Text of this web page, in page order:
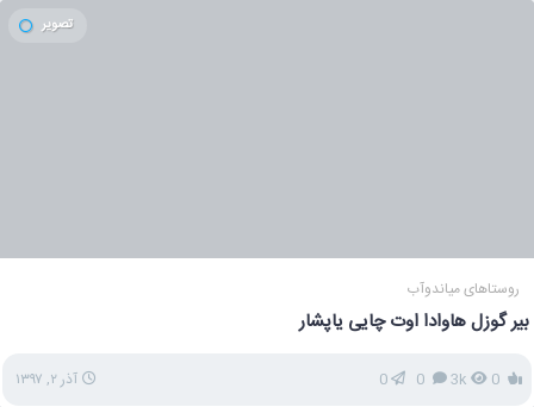
تصویر
روستاهای میاندوآب
بیر گوزل هاوادا اوت چایی یاپشار
3k
0 آذر ۲, ۱۳۹۷